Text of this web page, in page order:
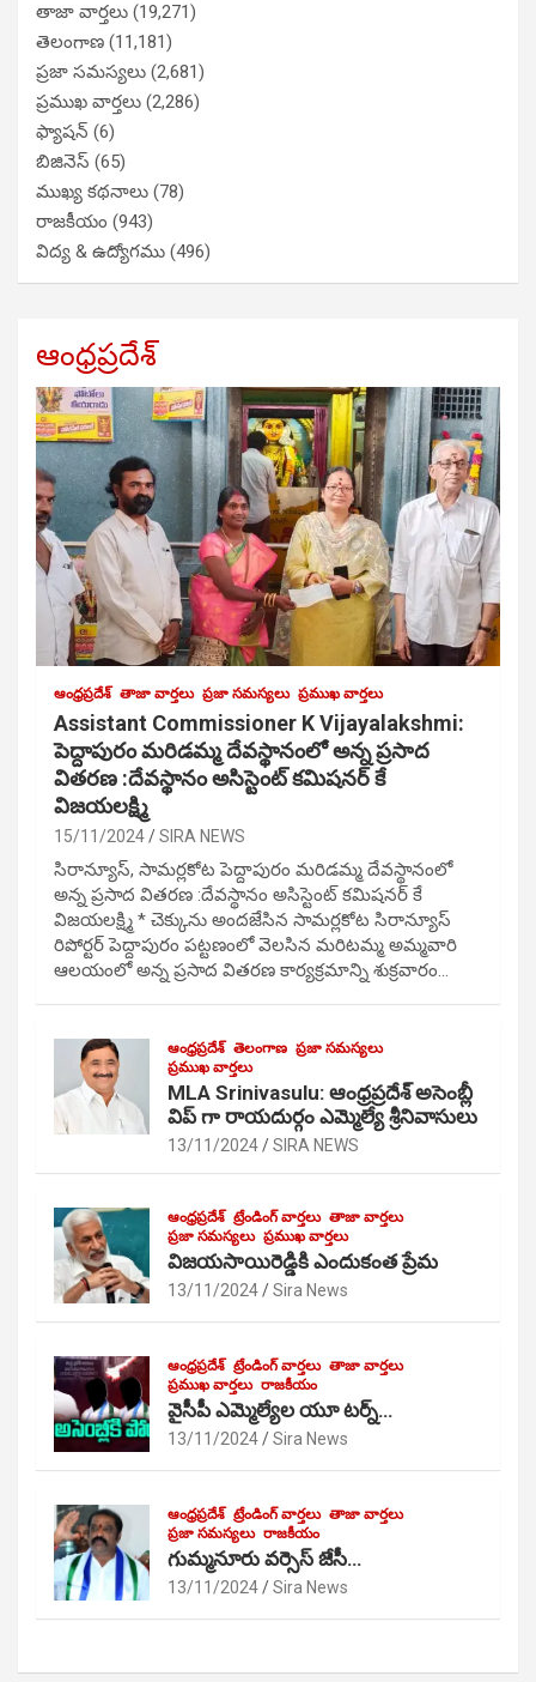
తాజా వార్తలు (19,271)
తెలంగాణ (11,181)
ప్రజా సమస్యలు (2,681)
ప్రముఖ వార్తలు (2,286)
ఫ్యాషన్ (6)
బిజినెస్ (65)
ముఖ్య కథనాలు (78)
రాజకీయం (943)
విద్య & ఉద్యోగము (496)
ఆంధ్రప్రదేశ్
ఆంధ్రప్రదేశ్ తాజా వార్తలు ప్రజా సమస్యలు ప్రముఖ వార్తలు
Assistant Commissioner K Vijayalakshmi:
పెద్దాపురం మరిడమ్మ దేవస్థానంలో అన్న ప్రసాద
వితరణ :దేవస్థానం అసిస్టెంట్ కమిషనర్ కే
విజయలక్ష్మి
15/11/2024 SIRA NEWS
సిరాన్యూస్, సామర్లకోట పెద్దాపురం మరిడమ్మ దేవస్థానంలో
అన్న ప్రసాద వితరణ :దేవస్థానం అసిస్టెంట్ కమిషనర్ కే
విజయలక్ష్మి * చెక్కును అందజేసిన సామర్లకోట సిరాన్యూస్
రిపోర్టర్ పెద్దాపురం పట్టణంలో వెలసిన మరిటమ్మ అమ్మవారి
ఆలయంలో అన్న ప్రసాద వితరణ కార్యక్రమాన్ని శుక్రవారం…
ఆంధ్రప్రదేశ్ తెలంగాణ ప్రజా సమస్యలు
ప్రముఖ వార్తలు
MLA Srinivasulu: ఆంధ్రప్రదేశ్ అసెంబ్లీ
విప్ గా రాయదుర్గం ఎమ్మెల్యే శ్రీనివాసులు
13/11/2024 SIRA NEWS
ఆంధ్రప్రదేశ్ ట్రేండింగ్ వార్తలు తాజా వార్తలు
ప్రజా సమస్యలు ప్రముఖ వార్తలు
విజయసాయిరెడ్డికి ఎందుకంత ప్రేమ
13/11/2024 Sira News
ఆంధ్రప్రదేశ్ ట్రేండింగ్ వార్తలు తాజా వార్తలు
ప్రముఖ వార్తలు రాజకీయం
వైసీపీ ఎమ్మెల్యేల యూ టర్న్…
13/11/2024 Sira News
ఆంధ్రప్రదేశ్ ట్రేండింగ్ వార్తలు తాజా వార్తలు
ప్రజా సమస్యలు రాజకీయం
గుమ్మనూరు వర్సెస్ జేసీ…
13/11/2024 Sira News